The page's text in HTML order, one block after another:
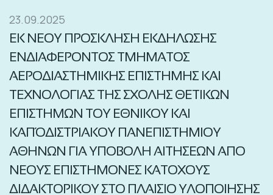
23.09.2025
ΕΚ ΝΕΟΥ ΠΡΟΣΚΛΗΣΗ ΕΚΔΗΛΩΣΗΣ
ΕΝΔΙΑΦΕΡΟΝΤΟΣ ΤΜΗΜΑΤΟΣ
ΑΕΡΟΔΙΑΣΤΗΜΙΚΗΣ ΕΠΙΣΤΗΜΗΣ ΚΑΙ
ΤΕΧΝΟΛΟΓΙΑΣ ΤΗΣ ΣΧΟΛΗΣ ΘΕΤΙΚΩΝ
ΕΠΙΣΤΗΜΩΝ ΤΟΥ ΕΘΝΙΚΟΥ ΚΑΙ
ΚΑΠΌΔΙΣΤΡΙΑΚΟΥ ΠΑΝΕΠΙΣΤΗΜΙΟΥ
ΑΘΗΝΩΝ ΓΙΑ ΥΠΟΒΟΛΗ ΑΙΤΗΣΕΩΝ ΑΠΟ
ΝΕΟΥΣ ΕΠΙΣΤΗΜΟΝΕΣ ΚΑΤΟΧΟΥΣ
ΔΙΔΑΚΤΟΡΙΚΟΥ ΣΤΟ ΠΛΑΙΣΙΟ ΥΛΟΠΟΙΗΣΗΣ